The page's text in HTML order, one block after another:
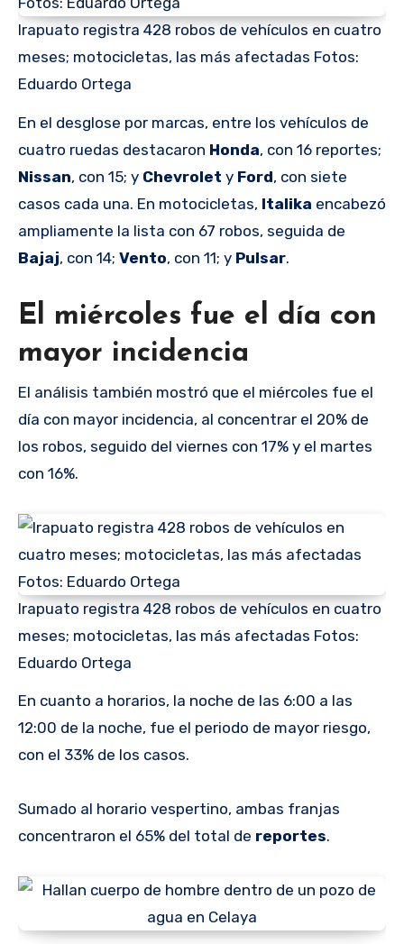
Irapuato registra 428 robos de vehículos en cuatro
meses; motocicletas, las más afectadas Fotos:
Eduardo Ortega
En el desglose por marcas, entre los vehículos de
cuatro ruedas destacaron Honda, con 16 reportes;
Nissan, con 15; y Chevrolet y Ford, con siete
casos cada una. En motocicletas, Italika encabezó
ampliamente la lista con 67 robos, seguida de
Bajaj, con 14; Vento, con 11; y Pulsar.
El miércoles fue el día con
mayor incidencia
El análisis también mostró que el miércoles fue el
día con mayor incidencia, al concentrar el 20% de
los robos, seguido del viernes con 17% y el martes
con 16%.
Irapuato registra 428 robos de vehículos en cuatro
meses; motocicletas, las más afectadas Fotos:
Eduardo Ortega
En cuanto a horarios, la noche de las 6:00 a las
12:00 de la noche, fue el periodo de mayor riesgo,
con el 33% de los casos.
Sumado al horario vespertino, ambas franjas
concentraron el 65% del total de reportes.